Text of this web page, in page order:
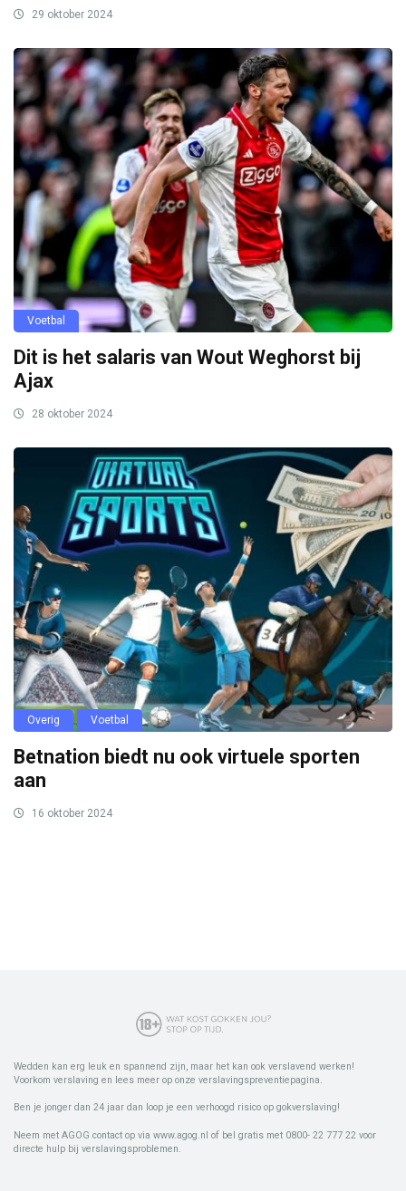
29 oktober 2024
Voetbal
Dit is het salaris van Wout Weghorst bij
Ajax
28 oktober 2024
Overig Voetbal
Betnation biedt nu ook virtuele sporten
aan
16 oktober 2024
Wedden kan erg leuk en spannend zijn, maar het kan ook verslavend werken!
Voorkom verslaving en lees meer op onze verslavingspreventiepagina.
Ben je jonger dan 24 jaar dan loop je een verhoogd risico op gokverslaving!
Neem met AGOG contact op via www.agog.nl of bel gratis met 0800- 22 777 22 voor
directe hulp bij verslavingsproblemen.